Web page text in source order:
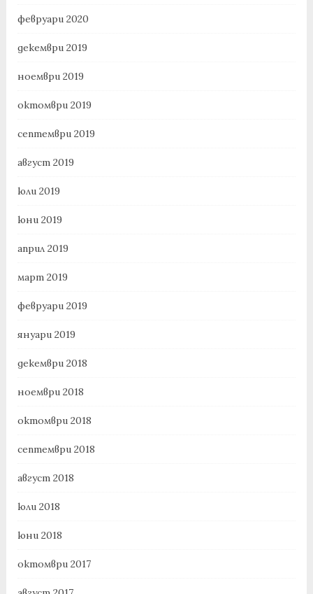
февруари 2020
декември 2019
ноември 2019
октомври 2019
септември 2019
август 2019
юли 2019
юни 2019
април 2019
март 2019
февруари 2019
януари 2019
декември 2018
ноември 2018
октомври 2018
септември 2018
август 2018
юли 2018
юни 2018
октомври 2017